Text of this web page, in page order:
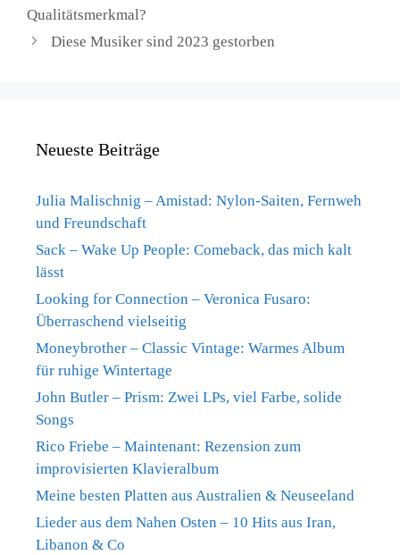
Qualitätsmerkmal?
Diese Musiker sind 2023 gestorben
Neueste Beiträge
Julia Malischnig – Amistad: Nylon-Saiten, Fernweh
und Freundschaft
Sack – Wake Up People: Comeback, das mich kalt
lässt
Looking for Connection – Veronica Fusaro:
Überraschend vielseitig
Moneybrother – Classic Vintage: Warmes Album
für ruhige Wintertage
John Butler – Prism: Zwei LPs, viel Farbe, solide
Songs
Rico Friebe – Maintenant: Rezension zum
improvisierten Klavieralbum
Meine besten Platten aus Australien & Neuseeland
Lieder aus dem Nahen Osten – 10 Hits aus Iran,
Libanon & Co